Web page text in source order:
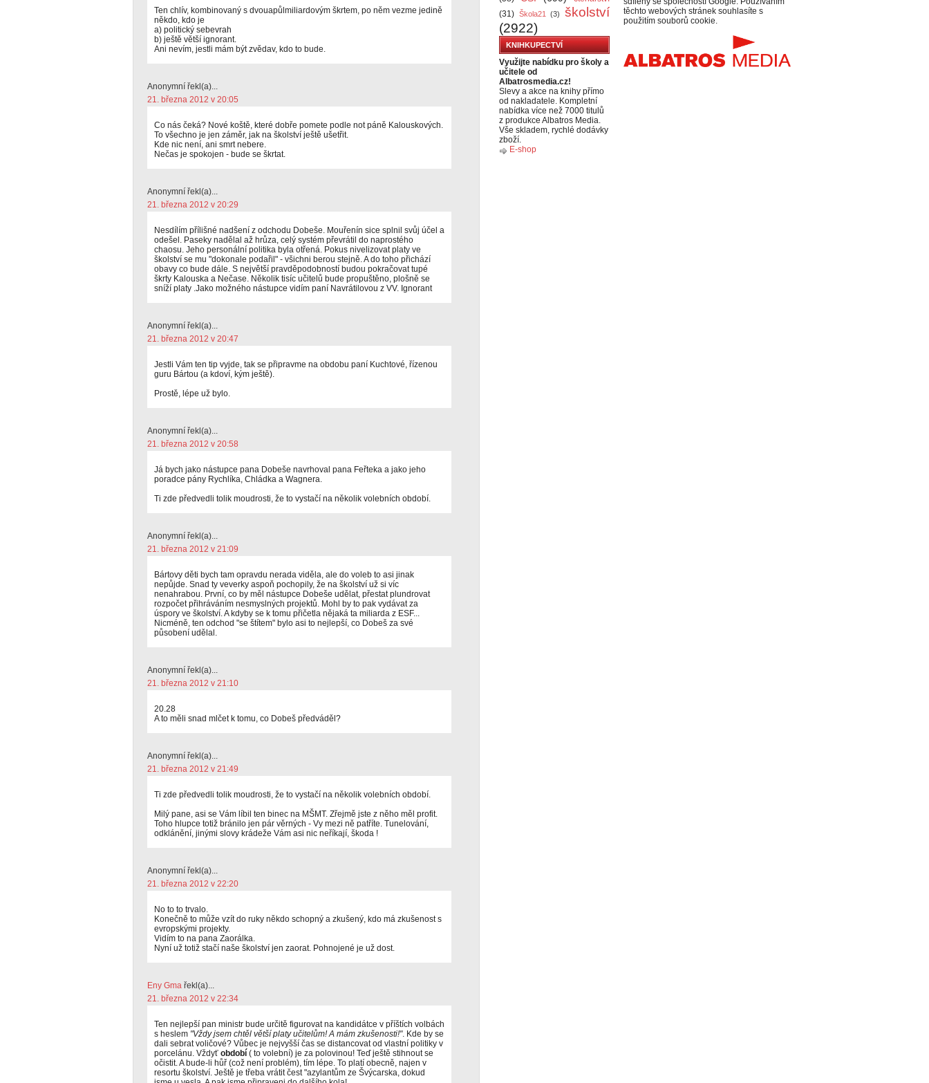
Ten chlív, kombinovaný s dvouapůlmiliardovým škrtem, po něm vezme jedině
někdo, kdo je
a) politický sebevrah
b) ještě větší ignorant.
Ani nevím, jestli mám být zvědav, kdo to bude.
Anonymní řekl(a)...
21. března 2012 v 20:05
Co nás čeká? Nové koště, které dobře pomete podle not páně Kalouskových.
To všechno je jen záměr, jak na školství ještě ušetřit.
Kde nic není, ani smrt nebere.
Nečas je spokojen - bude se škrtat.
Anonymní řekl(a)...
21. března 2012 v 20:29
Nesdílím přílišné nadšení z odchodu Dobeše. Mouřenín sice splnil svůj účel a
odešel. Paseky nadělal až hrůza, celý systém převrátil do naprostého
chaosu. Jeho personální politika byla otřená. Pokus nivelizovat platy ve
školství se mu "dokonale podařil" - všichni berou stejně. A do toho přichází
obavy co bude dále. S největší pravděpodobností budou pokračovat tupé
škrty Kalouska a Nečase. Několik tisíc učitelů bude propuštěno, plošně se
sníží platy .Jako možného nástupce vidím paní Navrátilovou z VV. Ignorant
Anonymní řekl(a)...
21. března 2012 v 20:47
Jestli Vám ten tip vyjde, tak se připravme na obdobu paní Kuchtové, řízenou
guru Bártou (a kdoví, kým ještě).
Prostě, lépe už bylo.
Anonymní řekl(a)...
21. března 2012 v 20:58
Já bych jako nástupce pana Dobeše navrhoval pana Feřteka a jako jeho
poradce pány Rychlíka, Chládka a Wagnera.
Ti zde předvedli tolik moudrosti, že to vystačí na několik volebních období.
Anonymní řekl(a)...
21. března 2012 v 21:09
Bártovy děti bych tam opravdu nerada viděla, ale do voleb to asi jinak
nepůjde. Snad ty veverky aspoň pochopily, že na školství už si víc
nenahrabou. První, co by měl nástupce Dobeše udělat, přestat plundrovat
rozpočet přihráváním nesmyslných projektů. Mohl by to pak vydávat za
úspory ve školství. A kdyby se k tomu přičetla nějaká ta miliarda z ESF...
Nicméně, ten odchod "se štítem" bylo asi to nejlepší, co Dobeš za své
působení udělal.
Anonymní řekl(a)...
21. března 2012 v 21:10
20.28
A to měli snad mlčet k tomu, co Dobeš předváděl?
Anonymní řekl(a)...
21. března 2012 v 21:49
Ti zde předvedli tolik moudrosti, že to vystačí na několik volebních období.
Milý pane, asi se Vám líbil ten binec na MŠMT. Zřejmě jste z něho měl profit.
Toho hlupce totiž bránilo jen pár věrných - Vy mezi ně patříte. Tunelování,
odklánění, jinými slovy krádeže Vám asi nic neříkají, škoda !
Anonymní řekl(a)...
21. března 2012 v 22:20
No to to trvalo.
Konečně to může vzít do ruky někdo schopný a zkušený, kdo má zkušenost s
evropskými projekty.
Vidím to na pana Zaorálka.
Nyní už totiž stačí naše školství jen zaorat. Pohnojené je už dost.
Eny Gma řekl(a)...
21. března 2012 v 22:34
Ten nejlepší pan ministr bude určitě figurovat na kandidátce v příštích volbách
s heslem "Vždy jsem chtěl větší platy učitelům! A mám zkušenosti!". Kde by se
dali sebrat voličové? Vůbec je nejvyšší čas se distancovat od vlastní politiky v
porcelánu. Vždyť období ( to volební) je za polovinou! Teď ještě stihnout se
očistit. A bude-li hůř (což není problém), tím lépe. To platí obecně, najen v
resortu školství. Ještě je třeba vrátit čest "azylantům ze Švýcarska, dokud
(31) Škola21 (3)
školství
(2922)
KNIHKUPECTVÍ
Využijte nabídku pro školy a
učitele od
Albatrosmedia.cz!
Slevy a akce na knihy přímo
od nakladatele. Kompletní
nabídka více než 7000 titulů
z produkce Albatros Media.
Vše skladem, rychlé dodávky
zboží.
E-shop
těchto webových stránek souhlasíte s
použitím souborů cookie.